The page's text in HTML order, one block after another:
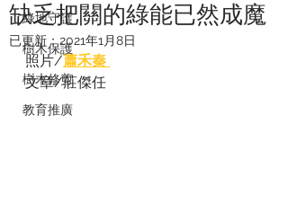
綠地守護
樹木保護
樹木修剪
教育推廣
缺乏把關的綠能已然成魔
已更新：2021年1月8日
照片/蕭禾秦
文章/莊傑任